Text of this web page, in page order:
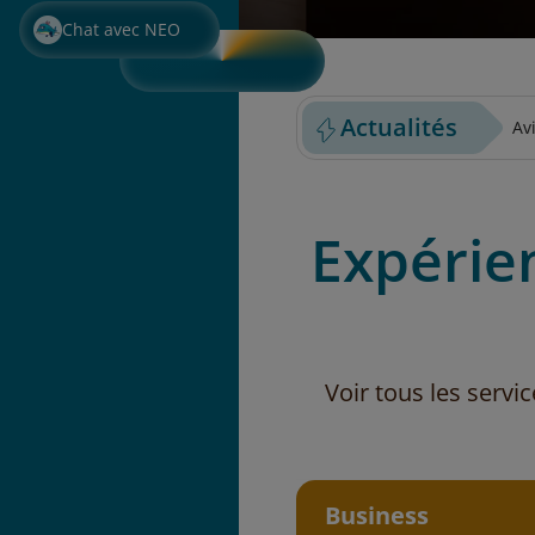
Chat avec NEO
Actualités
Voir tous les
Business